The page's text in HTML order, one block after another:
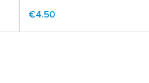
€4.50